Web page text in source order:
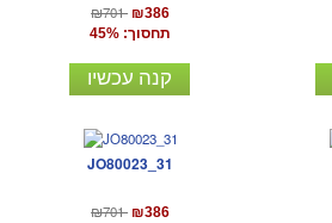
₪701 ₪386
תחסוך: 45%
קנה עכשיו
JO80023_31
₪701 ₪386